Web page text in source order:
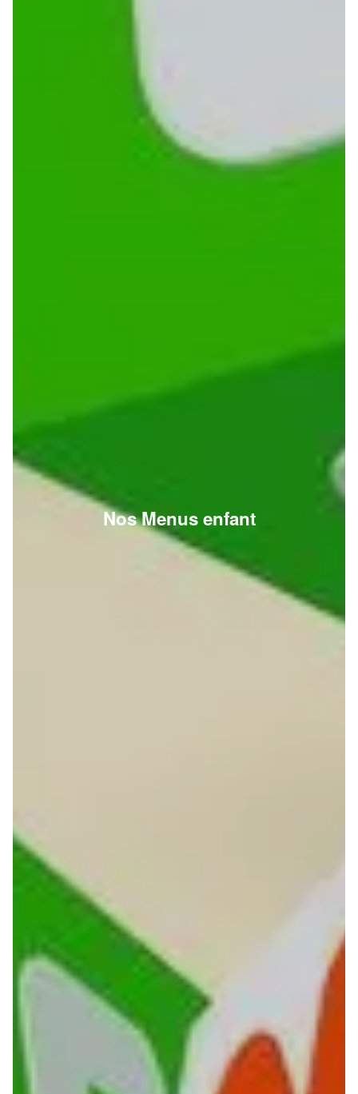
Nos Menus enfant